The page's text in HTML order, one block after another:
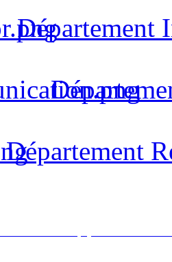
Département
Département